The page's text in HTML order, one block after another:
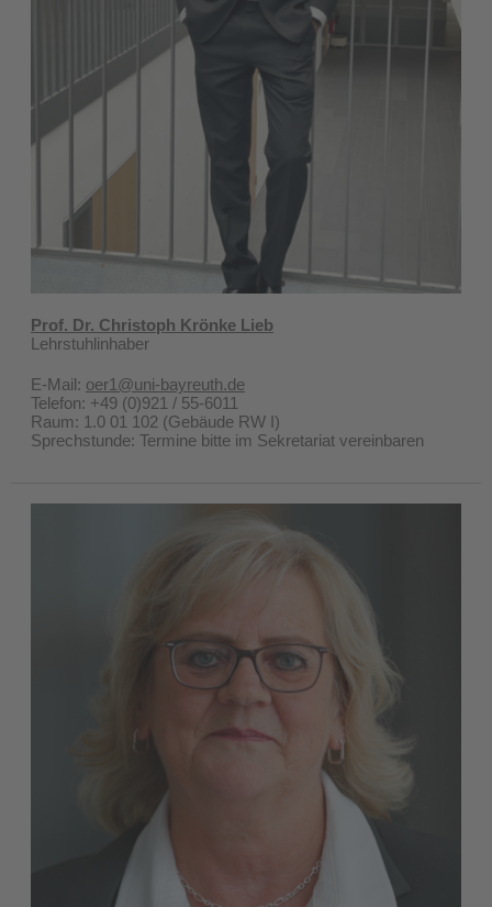
Prof. Dr. Christoph Krönke Lieb
Lehrstuhlinhaber
E-Mail: oer1@uni-bayreuth.de
Telefon: +49 (0)921 / 55-6011
Raum: 1.0 01 102 (Gebäude RW I)
Sprechstunde: Termine bitte im Sekretariat vereinbaren